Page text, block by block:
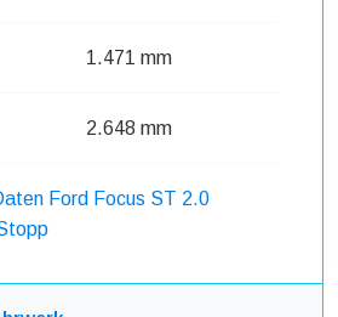
1.471 mm
2.648 mm
Ford Focus ST 2.0